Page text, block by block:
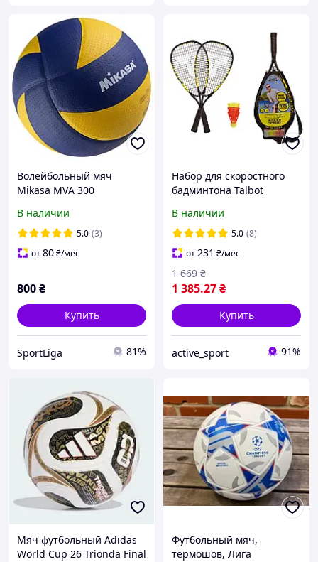
Волейбольный мяч
Mikasa MVА 300
В наличии
5.0 (3)
от80₴/мес
800₴
Купить
SportLiga 81%
Набор для скоростного
бадминтона Talbot
Speed 4400
В наличии
5.0 (8)
от231 ₴/мес
1 385.27₴
1 669 ₴
Купить
active_sport 91%
Мяч футбольный Adidas
World Cup 26 Trionda Final
Футбольный мяч,
термошов, Лига